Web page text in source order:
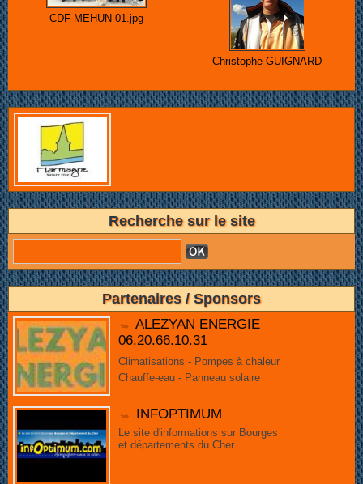
CDF-MEHUN-01.jpg
Christophe GUIGNARD
Recherche sur le site
Partenaires / Sponsors
ALEZYAN ENERGIE
06.20.66.10.31
Climatisations - Pompes à chaleur
Chauffe-eau - Panneau solaire
INFOPTIMUM
Le site d'informations sur Bourges
et départements du Cher.